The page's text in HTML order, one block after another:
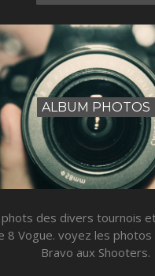
ALBUM PHOTOS
phots des divers tournois
8 Vogue. voyez les
Bravo aux Shooters.